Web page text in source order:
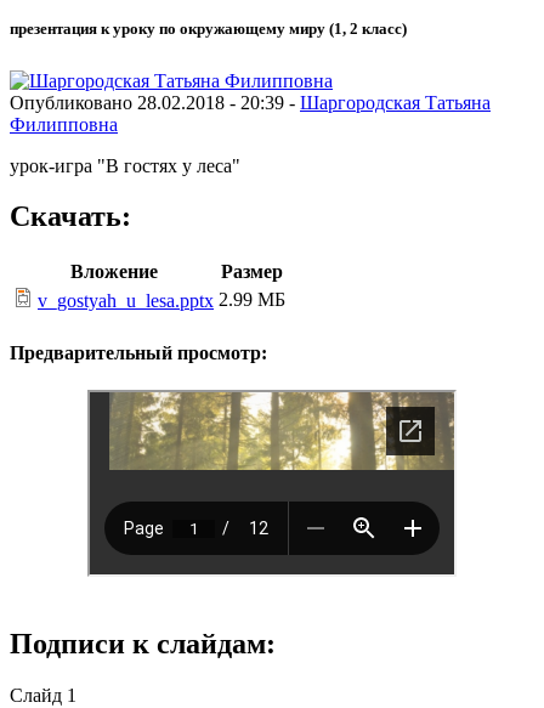
презентация к уроку по окружающему миру (1, 2 класс)
Опубликовано 28.02.2018 - 20:39 - Шаргородская Татьяна
Филипповна
урок-игра "В гостях у леса"
Скачать:
Вложение
Размер
v_gostyah_u_lesa.pptx 2.99 МБ
Предварительный просмотр:
Подписи к слайдам:
Слайд 1